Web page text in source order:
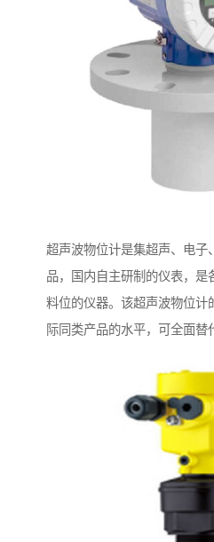
超声波物位计是集超声、电子
品，国内自主研制的仪表，是
料位的仪器。该超声波物位计
际同类产品的水平，可全面替